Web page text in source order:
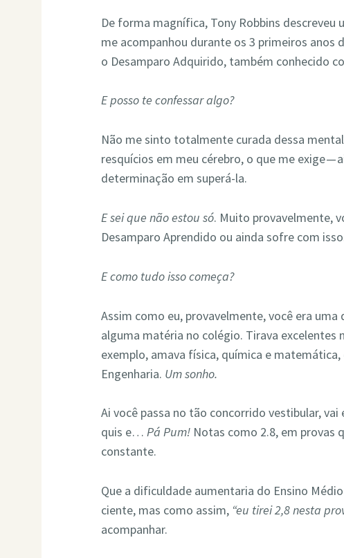
De forma magnífica, Tony Robbins descreveu
me acompanhou durante os 3 primeiros anos
o Desamparo Adquirido, também conhecido
E posso te confessar algo?
Não me sinto totalmente curada dessa
resquícios em meu cérebro, o que me exige —
determinação em superá-la.
E sei que não estou só. Muito provavelmente,
Desamparo Aprendido ou ainda sofre com
E como tudo isso começa?
Assim como eu, provavelmente, você era uma
alguma matéria no colégio. Tirava excelentes
exemplo, amava física, química e
Engenharia. Um sonho.
Ai você passa no tão concorrido vestibular,
quis e…Pá Pum! Notas como 2.8, em provas
constante.
Que a dificuldade aumentaria do Ensino
ciente, mas como assim, “eu tirei 2,8 nesta
acompanhar.